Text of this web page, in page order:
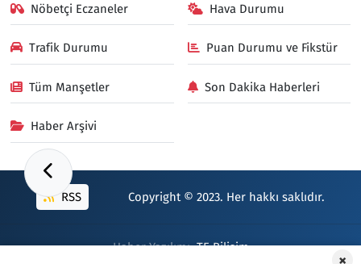
×
Nöbetçi Eczaneler Hava Durumu
Trafik Durumu Puan Durumu ve Fikstür
Tüm Manşetler Son Dakika Haberleri
Haber Arşivi
RSS Copyright © 2023. Her hakkı saklıdır.
Haber Yazılımı:TE Bilişim